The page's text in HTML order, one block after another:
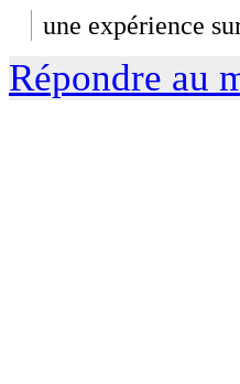
une expérience
Répondre au